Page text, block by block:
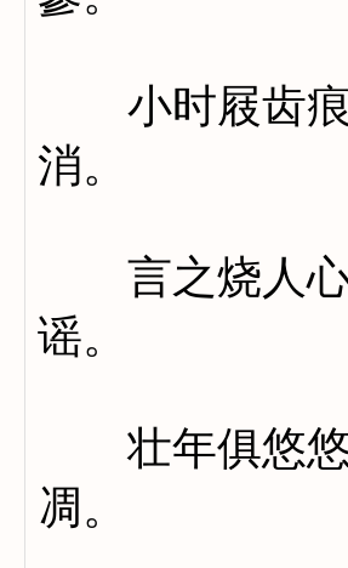
小时屐齿痕
消。
言之烧人心
谣。
壮年俱悠悠
凋。